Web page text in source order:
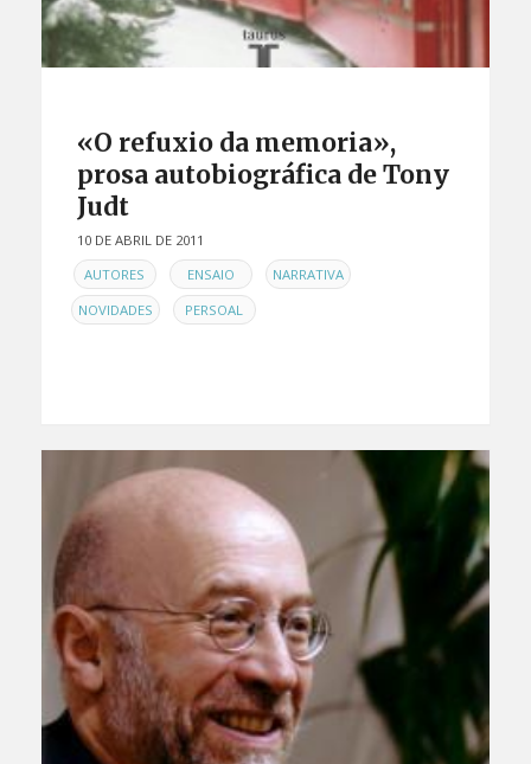
«O refuxio da memoria»,
prosa autobiográfica de Tony
Judt
10 DE ABRIL DE 2011
ENAUTORES , ENSAIO , NARRATIVA ,
NOVIDADES , PERSOAL